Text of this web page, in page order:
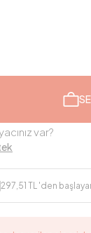
var?
297,51 TL 'den